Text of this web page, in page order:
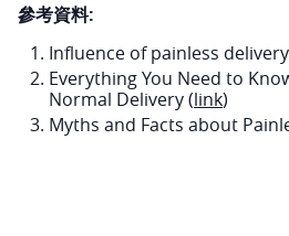
參考資料:
Influence of painless
Everything You Need to
Normal Delivery (link)
Myths and Facts about